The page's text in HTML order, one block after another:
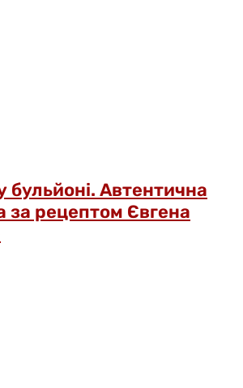
бульйоні. Автентична
за рецептом Євгена